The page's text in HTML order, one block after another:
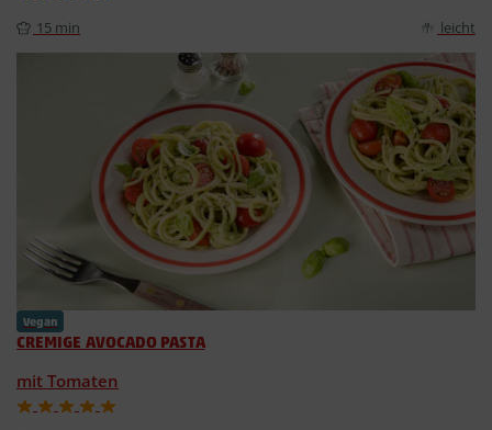
15 min leicht
Vegan
CREMIGE AVOCADO PASTA
mit Tomaten